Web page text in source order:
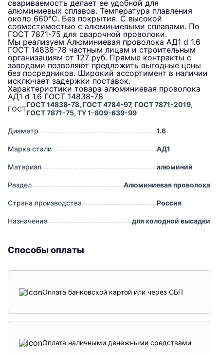
свариваемость делает ее удобной для
алюминиевых сплавов. Температура плавления
около 660°C. Без покрытия. С высокой
совместимостью с алюминиевыми сплавами. По
ГОСТ 7871-75 для сварочной проволоки.
Мы реализуем Алюминиевая проволока АД1 d 1.6
ГОСТ 14838-78 частным лицам и строительным
организациям от 127 руб. Прямые контракты с
заводами позволяют предложить выгодные цены
без посредников. Широкий ассортимент в наличии
исключает задержки поставок.
Характеристики товара алюминиевая проволока
АД1 d 1.6 ГОСТ 14838-78
ГОСТГОСТ 14838-78, ГОСТ 4784-97, ГОСТ 7871-2019,
ГОСТ 7871-75, ТУ 1-809-639-99
Диаметр 1.6
Марка стали АД1
Материал алюминий
Раздел Алюминиевая проволока
Страна производства Россия
Назначение для холодной высадки
Способы оплаты
Оплата банковской картой или через СБП
Оплата наличными денежными средствами